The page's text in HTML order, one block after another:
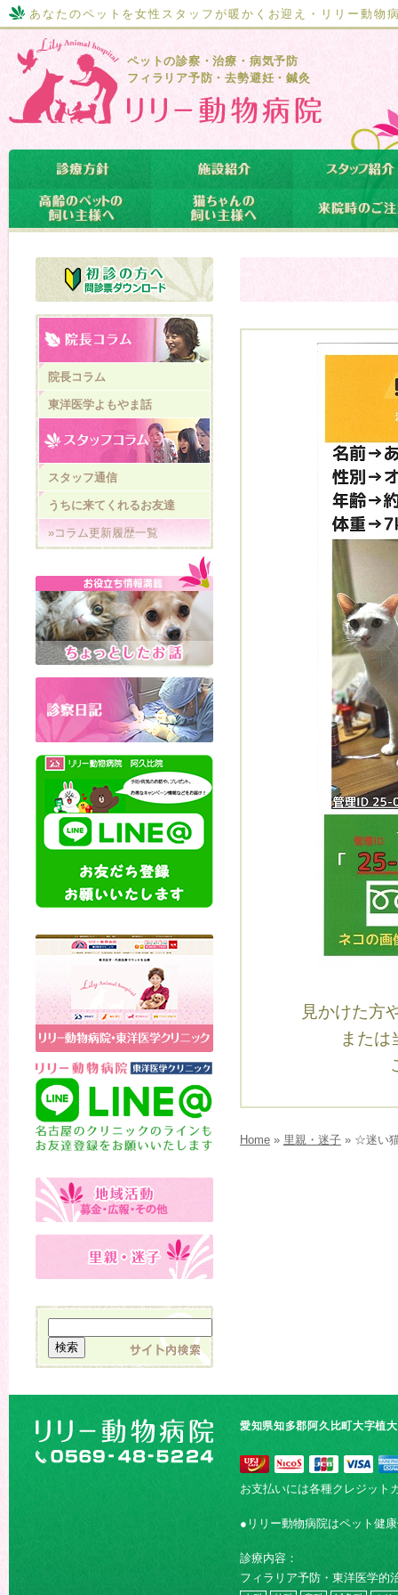
あなたのペットを女性スタッフが暖かくお迎え・リリー動物
ペットの診察・治療・病気予防
フィラリア予防・去勢避妊・鍼灸
見かけた方
また
Home » 里親・迷子 » ☆迷い
院長コラム
東洋医学よもやま話
スタッフ通信
うちに来てくれるお友達
»コラム更新履歴一覧
愛知県知多郡阿久比町大字植
お支払いには各種クレジット
●リリー動物病院はペット健
診療内容：
フィラリア予防・東洋医学的